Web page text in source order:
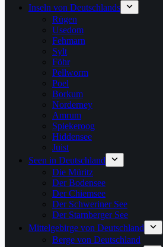
Inseln von Deutschlands
Rügen
Usedom
Fehmarn
Sylt
Föhr
Pellworm
Poel
Borkum
Norderney
Amrum
Spiekeroog
Hiddensee
Juist
Seen in Deutschland
Die Müritz
Der Bodensee
Der Chiemsee
Der Schweriner See
Der Starnberger See
Mittelgebirge von Deutschland
Berge von Deutschland